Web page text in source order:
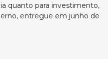
quanto para investimento,
entregue em junho de
o apartamento é mobiliado